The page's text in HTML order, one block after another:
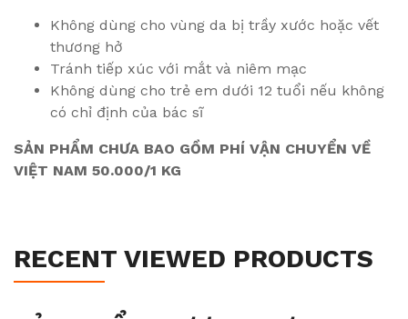
Không dùng cho vùng da bị trầy xước hoặc vết
thương hở
Tránh tiếp xúc với mắt và niêm mạc
Không dùng cho trẻ em dưới 12 tuổi nếu không
có chỉ định của bác sĩ
SẢN PHẨM CHƯA BAO GỒM PHÍ VẬN CHUYỂN VỀ
VIỆT NAM 50.000/1 KG
RECENT VIEWED PRODUCTS